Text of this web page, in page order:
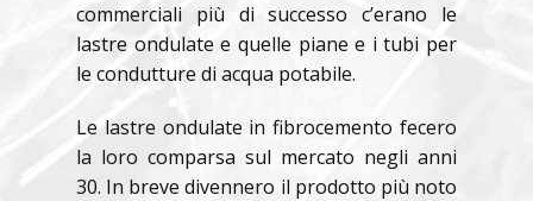
commerciali più di successo c’erano le
lastre ondulate e quelle piane e i tubi per
le condutture di acqua potabile.
Le lastre ondulate in fibrocemento fecero
la loro comparsa sul mercato negli anni
30. In breve divennero il prodotto più noto